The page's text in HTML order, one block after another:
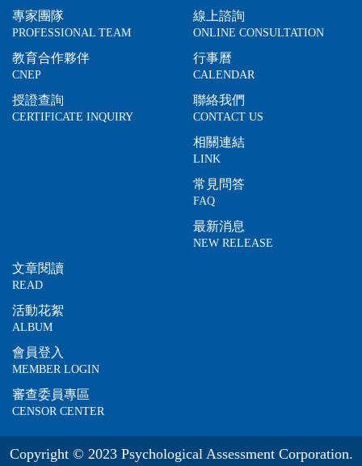
專家團隊
PROFESSIONAL TEAM
教育合作夥伴
CNEP
授證查詢
CERTIFICATE INQUIRY
線上諮詢
ONLINE CONSULTATION
行事曆
CALENDAR
聯絡我們
CONTACT US
相關連結
LINK
常見問答
FAQ
最新消息
NEW RELEASE
文章閱讀
READ
活動花絮
ALBUM
會員登入
MEMBER LOGIN
審查委員專區
CENSOR CENTER
Copyright © 2023 Psychological Assessment Corporation.